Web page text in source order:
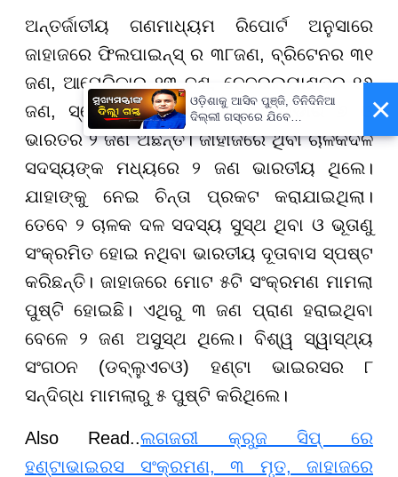
ଅନ୍ତର୍ଜାତୀୟ ଗଣମାଧ୍ୟମ ରିପୋର୍ଟ ଅନୁସାରେ
ଜାହାଜରେ ଫିଲପାଇନ୍ସ୍ ର ୩୮ଜଣ, ବ୍ରିଟେନର ୩୧
ଜଣ, ଆମେରିକାର ୨୩ ଜଣ, ନେଦରଲ୍ୟାଣ୍ଡର ୧୬
ଜଣ, ସ୍ପେନର ୧୪, ଜର୍ମାନର ୯,କାନାଡାର ୬ ଓ
ଭାରତର ୨ ଜଣ ଅଛନ୍ତି। ଜାହାଜରେ ଥିବା ଚାଳକଦଳ
ସଦସ୍ୟଙ୍କ ମଧ୍ୟରେ ୨ ଜଣ ଭାରତୀୟ ଥିଲେ।
ଯାହାଙ୍କୁ ନେଇ ଚିନ୍ତା ପ୍ରକଟ କରାଯାଇଥିଲା।
ତେବେ ୨ ଚାଳକ ଦଳ ସଦସ୍ୟ ସୁସ୍ଥ ଥିବା ଓ ଭୂତାଣୁ
ସଂକ୍ରମିତ ହୋଇ ନଥିବା ଭାରତୀୟ ଦୂତାବାସ ସ୍ପଷ୍ଟ
କରିଛନ୍ତି। ଜାହାଜରେ ମୋଟ ୫ଟି ସଂକ୍ରମଣ ମାମଲା
ପୁଷ୍ଟି ହୋଇଛି। ଏଥିରୁ ୩ ଜଣ ପ୍ରାଣ ହରାଇଥିବା
ବେଳେ ୨ ଜଣ ଅସୁସ୍ଥ ଥିଲେ। ବିଶ୍ୱ ସ୍ୱାସ୍ଥ୍ୟ
ସଂଗଠନ (ଡବ୍ଲୁଏଚଓ) ହଣ୍ଟା ଭାଇରସର ୮
ସନ୍ଦିଗ୍ଧ ମାମଲାରୁ ୫ ପୁଷ୍ଟି କରିଥିଲେ।
Also Read..ଲଗଜରୀ କ୍ରୁଜ ସିପ୍ ରେ
ହଣ୍ଟାଭାଇରସ ସଂକ୍ରମଣ, ୩ ମୃତ, ଜାହାଜରେ
×
ଓଡ଼ିଶାକୁ ଆସିବ ପୁଞ୍ଜି, ତିନିଦିନିଆ
ଦିଲ୍ଲୀ ଗସ୍ତରେ ଯିବେ